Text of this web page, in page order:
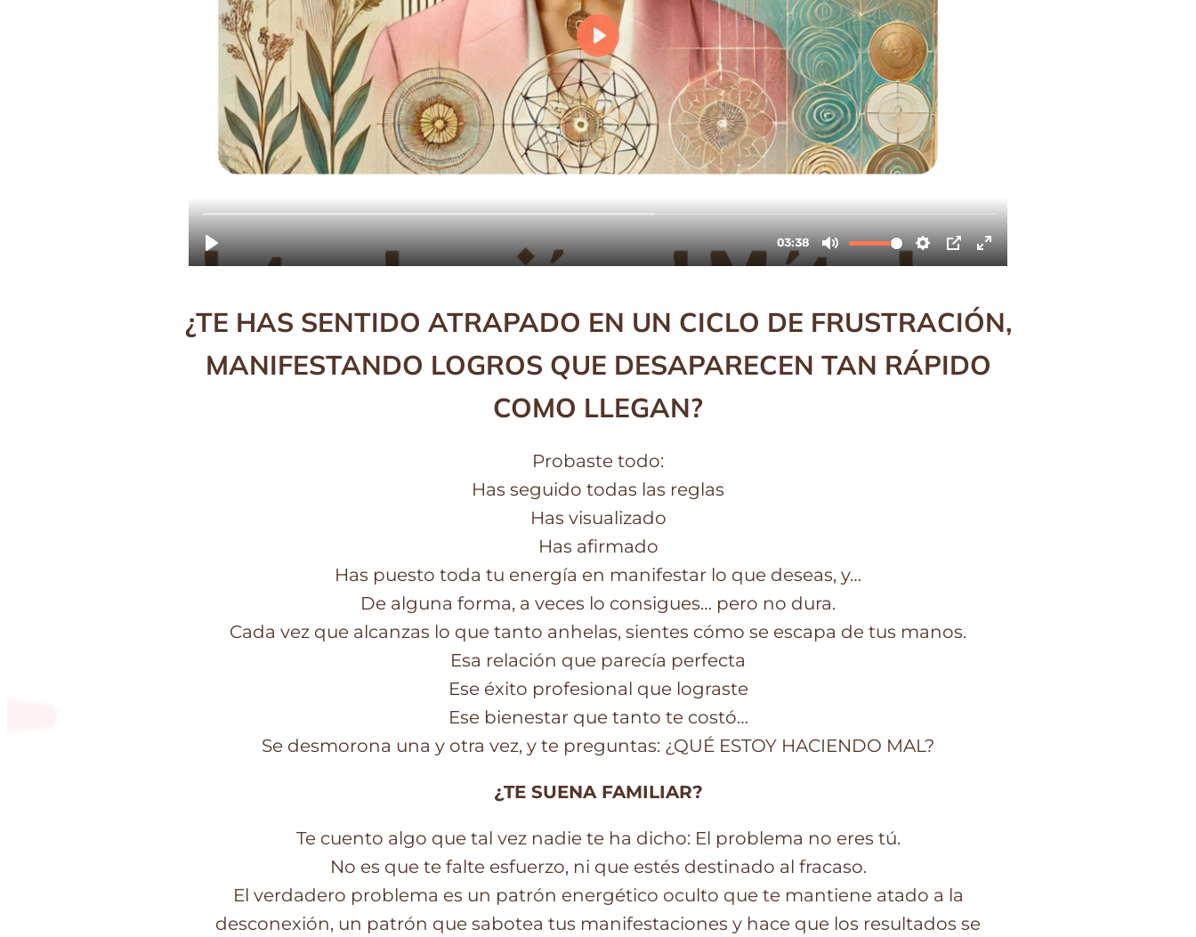
¿TE HAS SENTIDO ATRAPADO EN UN CICLO DE FRUSTRACIÓN,
MANIFESTANDO LOGROS QUE DESAPARECEN TAN RÁPIDO
COMO LLEGAN?
Probaste todo:
Has seguido todas las reglas
Has visualizado
Has afirmado
Has puesto toda tu energía en manifestar lo que deseas, y…
De alguna forma, a veces lo consigues… pero no dura.
Cada vez que alcanzas lo que tanto anhelas, sientes cómo se escapa de tus manos.
Esa relación que parecía perfecta
Ese éxito profesional que lograste
Ese bienestar que tanto te costó…
Se desmorona una y otra vez, y te preguntas: ¿QUÉ ESTOY HACIENDO MAL?
¿TE SUENA FAMILIAR?
Te cuento algo que tal vez nadie te ha dicho: El problema no eres tú.
No es que te falte esfuerzo, ni que estés destinado al fracaso.
El verdadero problema es un patrón energético oculto que te mantiene atado a la
desconexión, un patrón que sabotea tus manifestaciones y hace que los resultados se